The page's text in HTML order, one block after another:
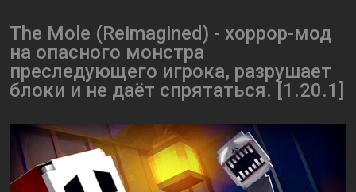
The Mole (Reimagined) - хоррор-мод
на опасного монстра
преследующего игрока, разрушает
блоки и не даёт спрятаться. [1.20.1]